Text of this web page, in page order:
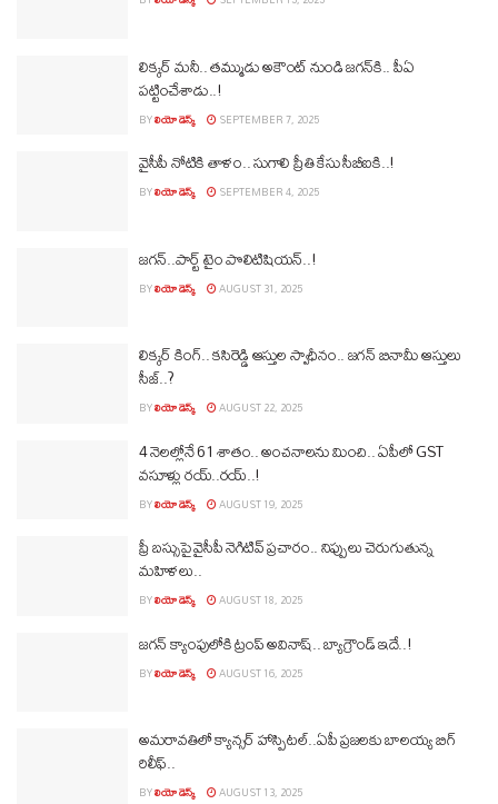
లిక్కర్‌ మనీ.. తమ్ముడు అకౌంట్‌ నుండి జగన్‌కి.. పీఏ
పట్టించేశాడు..!
BYలియో డెస్క్ SEPTEMBER 7, 2025
వైసీపీ నోటికి తాళం.. సుగాలి ప్రీతి కేసు సీబీఐకి..!
BYలియో డెస్క్ SEPTEMBER 4, 2025
జగన్‌..పార్ట్ టైం పొలిటిషియన్‌..!
BYలియో డెస్క్ AUGUST 31, 2025
లిక్కర్‌ కింగ్‌.. కసిరెడ్డి ఆస్తుల స్వాధీనం.. జగన్‌ బినామీ ఆస్తులు
సీజ్‌..?
BYలియో డెస్క్ AUGUST 22, 2025
4 నెలల్లోనే 61 శాతం.. అంచనాలను మించి.. ఏపీలో GST
వసూళ్లు రయ్‌..రయ్‌..!
BYలియో డెస్క్ AUGUST 19, 2025
ఫ్రీ బస్సుపై వైసీపీ నెగిటివ్‌ ప్రచారం.. నిప్పులు చెరుగుతున్న
మహిళలు..
BYలియో డెస్క్ AUGUST 18, 2025
జగన్‌ క్యాంపులోకి ట్రంప్ అవినాష్‌.. బ్యాగ్రౌండ్ ఇదే..!
BYలియో డెస్క్ AUGUST 16, 2025
అమరావతిలో క్యాన్సర్ హాస్పిటల్‌..ఏపీ ప్రజలకు బాలయ్య బిగ్‌
రిలీఫ్‌..
BYలియో డెస్క్ AUGUST 13, 2025